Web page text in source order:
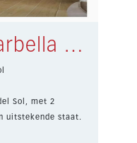
Penthouse Marbella € 1.950.000,-
Sol, met 2
uitstekende staat.